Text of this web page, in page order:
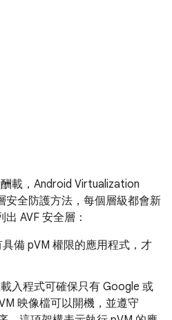
載，Android Virtualization
安全防護方法，每個層級都會新
AVF 安全層：
備 pVM 權限的應用程式，才
入程式可確保只有 Google 或
映像檔可以開機，並遵守